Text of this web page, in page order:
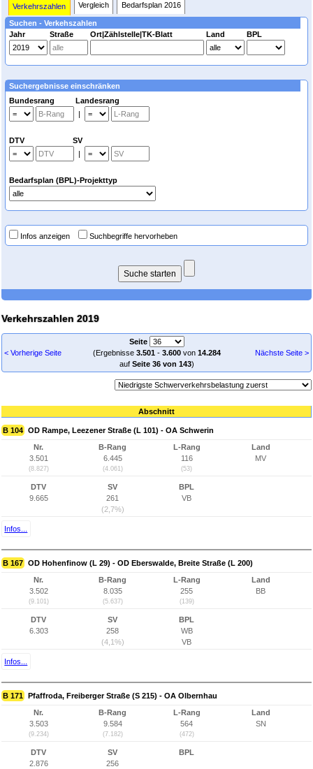
Verkehrszahlen Vergleich Bedarfsplan 2016
Suchen - Verkehszahlen
Jahr
Straße Ort|Zählstelle|TK-Blatt Land BPL
Suchergebnisse einschränken
Bundesrang Landesrang
|
DTV SV
|
Bedarfsplan (BPL)-Projekttyp
Infos anzeigen Suchbegriffe hervorheben
Verkehrszahlen 2019
< Vorherige Seite
Seite
(Ergebnisse 3.501- 3.600von 14.284
auf Seite 36 von 143)
Nächste Seite >
Abschnitt
B 104 OD Rampe, Leezener Straße (L 101) - OA Schwerin
Nr.
3.501
(8.827)
B-Rang
6.445
(4.061)
L-Rang
116
(53)
Land
MV
DTV
9.665
SV
261
(2,7%)
BPL
VB
Infos...
B 167 OD Hohenfinow (L 29) - OD Eberswalde, Breite Straße (L 200)
Nr.
3.502
(9.101)
B-Rang
8.035
(5.637)
L-Rang
255
(139)
Land
BB
DTV
6.303
SV
258
(4,1%)
BPL
WB
VB
Infos...
B 171 Pfaffroda, Freiberger Straße (S 215) - OA Olbernhau
Nr.
3.503
(9.234)
B-Rang
9.584
(7.182)
L-Rang
564
(472)
Land
SN
DTV
2.876
SV
256
BPL